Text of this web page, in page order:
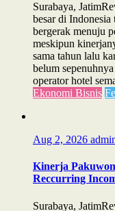
Surabaya,
besar di Indonesia
bergerak menuju
meskipun
sama tahun lalu
belum
operator hotel
Ekonomi Bisnis
Aug 2, 2026
Kinerja
Reccurring
Surabaya,